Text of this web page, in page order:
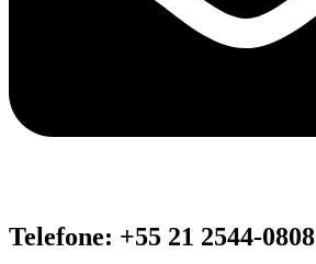
Telefone: +55 21 2544-0808